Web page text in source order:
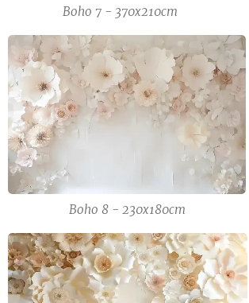
Boho 7 - 370x210cm
Boho 8 - 230x180cm